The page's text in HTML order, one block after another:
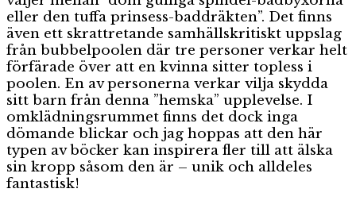
eller den tuffa prinsess-baddräkten”. Det finns
även ett skrattretande samhällskritiskt uppslag
från bubbelpoolen där tre personer verkar helt
förfärade över att en kvinna sitter topless i
poolen. En av personerna verkar vilja skydda
sitt barn från denna ”hemska” upplevelse. I
omklädningsrummet finns det dock inga
dömande blickar och jag hoppas att den här
typen av böcker kan inspirera fler till att älska
sin kropp såsom den är – unik och alldeles
fantastisk!